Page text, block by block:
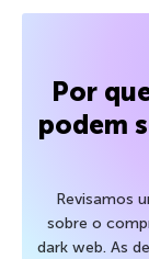
Por
podem
Revisamos
sobre o
dark web. As